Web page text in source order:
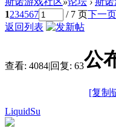
1234567 / 7 页下一页
返回列表
查看: 4084|回复: 63公
[复制
LiquidSu